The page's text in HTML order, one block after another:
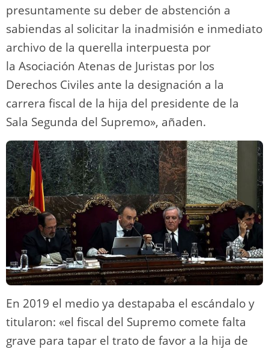
presuntamente su deber de abstención a
sabiendas al solicitar la inadmisión e inmediato
archivo de la querella interpuesta por
la Asociación Atenas de Juristas por los
Derechos Civiles ante la designación a la
carrera fiscal de la hija del presidente de la
Sala Segunda del Supremo», añaden.
En 2019 el medio ya destapaba el escándalo y
titularon: «el fiscal del Supremo comete falta
grave para tapar el trato de favor a la hija de